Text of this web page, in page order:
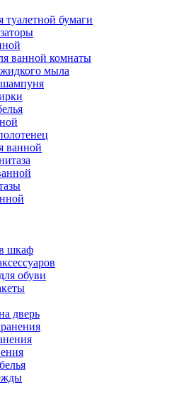
туалетной бумаги
ванной комнаты
мыла
ванной
шкаф
обуви
дверь